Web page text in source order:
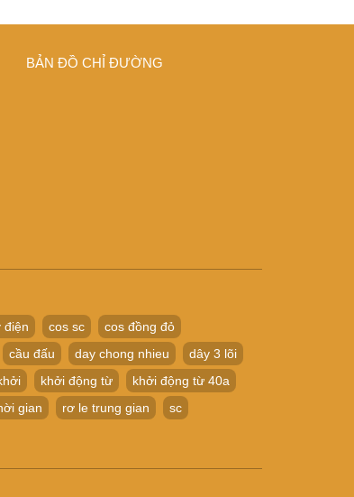
BẢN ĐỒ CHỈ ĐƯỜNG
điện cos sc
cos đồng đỏ
cầu đấu day chong nhieu
dây 3 lõi
khởi động từ
khởi động từ 40a
gian rơ le trung gian
sc